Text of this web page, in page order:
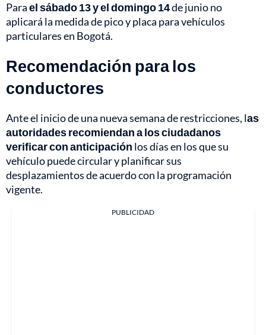
Parael sábado 13 y el domingo 14de junio no
aplicará la medida de pico y placa para vehículos
particulares en Bogotá.
Recomendación para los
conductores
Ante el inicio de una nueva semana de restricciones, las
autoridades recomiendan a los ciudadanos
verificar con anticipación los días en los que su
vehículo puede circular y planificar sus
desplazamientos de acuerdo con la programación
vigente.
PUBLICIDAD